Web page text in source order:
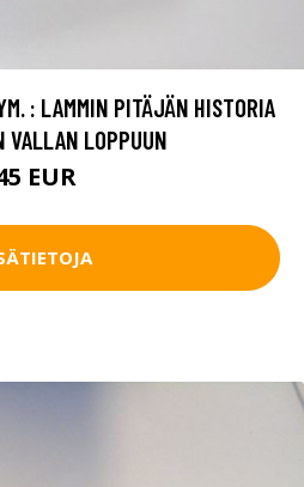
: LAMMIN PITÄJÄN HISTORIA
VALLAN LOPPUUN
EUR